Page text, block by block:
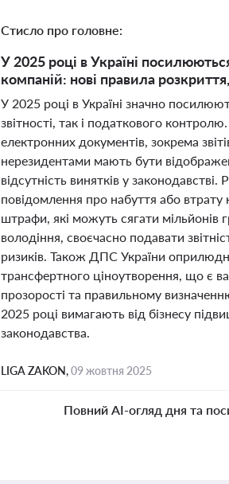
Стисло про головне:
У 2025 році в Україні
компаній: нові правила
У 2025 році в Україні значно
звітності, так і податкового
електронних документів, зокрема
нерезидентами мають бути
відсутність винятків у
повідомлення про набуття або
штрафи, які можуть сягати мільйонів
володіння, своєчасно подавати
ризиків. Також ДПС України
трансфертного ціноутворення, що є
прозорості та правильному
2025 році вимагають від бізнесу
законодавства.
LIGA ZAKON,09 жовтня 2025
Повний AI-огляд дня та